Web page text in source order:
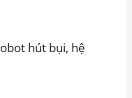
hút bụi, hệ